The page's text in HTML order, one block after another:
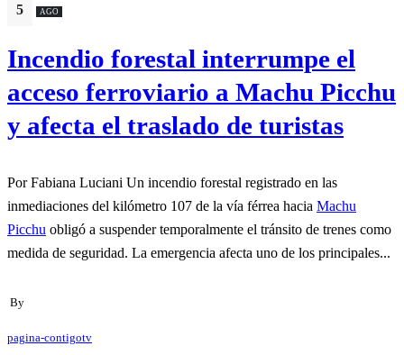
5 AGO
Incendio forestal interrumpe el
acceso ferroviario a Machu Picchu
y afecta el traslado de turistas
Por Fabiana Luciani Un incendio forestal registrado en las
inmediaciones del kilómetro 107 de la vía férrea hacia Machu
Picchu obligó a suspender temporalmente el tránsito de trenes como
medida de seguridad. La emergencia afecta uno de los principales...
By
pagina-contigotv